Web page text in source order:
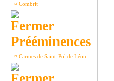
¤ Combrit
Prééminences
¤ Carmes de Saint-Pol de Léon